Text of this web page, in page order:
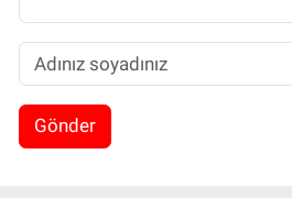
Gönder